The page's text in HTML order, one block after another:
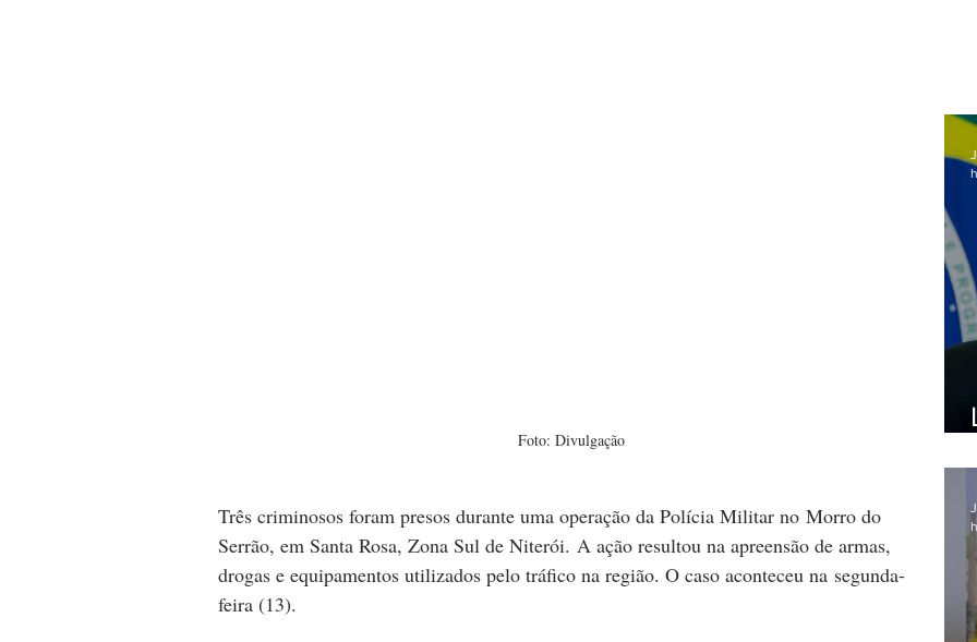
Foto: Divulgação
Três criminosos foram presos durante uma operação da Polícia Militar no Morro do
Serrão, em Santa Rosa, Zona Sul de Niterói. A ação resultou na apreensão de armas,
drogas e equipamentos utilizados pelo tráfico na região. O caso aconteceu na segunda-
feira (13).